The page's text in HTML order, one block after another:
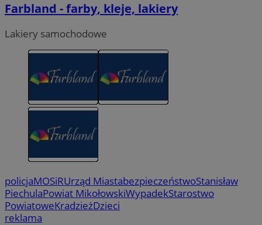
Farbland - farby, kleje, lakiery
Lakiery samochodowe
policjaMOSiRUrząd MiastabezpieczeństwoStanisław
PiechulaPowiat MikołowskiWypadekStarostwo
PowiatoweKradzieżDzieci
reklama